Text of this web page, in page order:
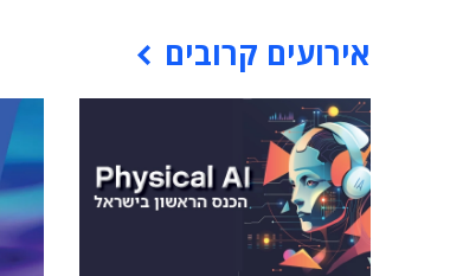
אירועים קרובים